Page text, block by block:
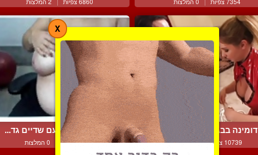
דומינה בבגד לייטקס אדום ...
10739 צפיות | 0 המלצות
מילף ישראלית עם שדיים גד...
12186 צפיות 0 המלצות
X